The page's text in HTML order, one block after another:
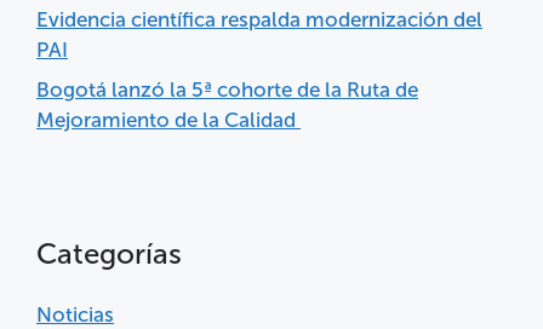
Evidencia científica respalda modernización del
PAI
Bogotá lanzó la 5ª cohorte de la Ruta de
Mejoramiento de la Calidad
Categorías
Noticias